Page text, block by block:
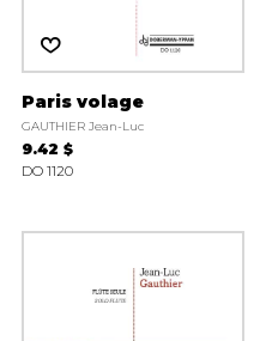
Paris volage
GAUTHIER Jean-Luc
9.42 $
DO 1120